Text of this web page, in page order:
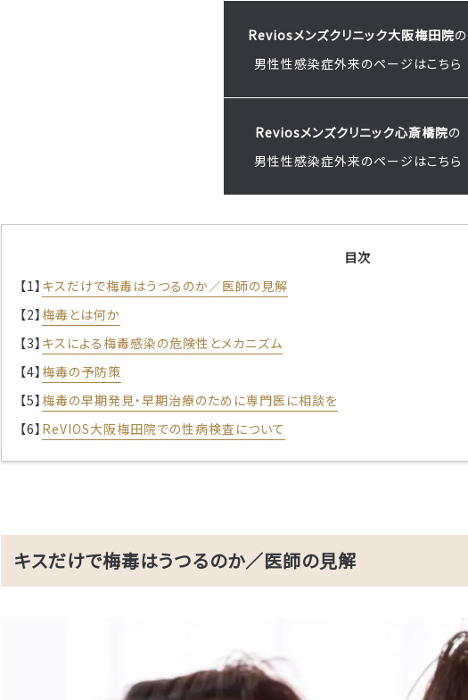
ご予約の院を選択してください
大阪梅田院 心斎
Reviosメンズクリニック大阪梅田院の
男性性感染症外来のページはこちら
Reviosメンズクリニック心斎橋院の
男性性感染症外来のページはこちら
目次
【1】 キスだけで梅毒はうつるのか／医師の見解
【2】 梅毒とは何か
【3】 キスによる梅毒感染の危険性とメカニズム
【4】 梅毒の予防策
【5】 梅毒の早期発見・早期治療のために専門医に相談を
【6】 ReVIOS大阪梅田院での性病検査について
キスだけで梅毒はうつるのか／医師の見解